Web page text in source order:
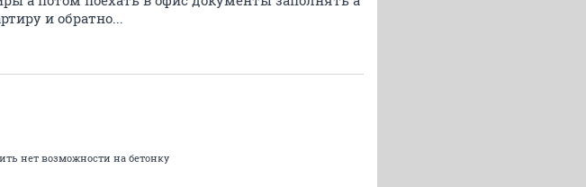
и обратно...
нет возможности на бетонку